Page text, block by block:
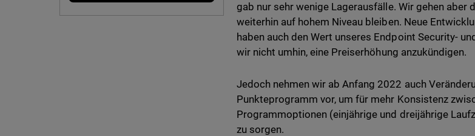
gab nur sehr wenige Lagerausfälle. Wir gehen aber
weiterhin auf hohem Niveau bleiben. Neue
haben auch den Wert unseres Endpoint Security-
wir nicht umhin, eine Preiserhöhung anzukündigen.
Jedoch nehmen wir ab Anfang 2022 auch
Punkteprogramm vor, um für mehr Konsistenz
Programmoptionen (einjährige und dreijährige
zu sorgen.